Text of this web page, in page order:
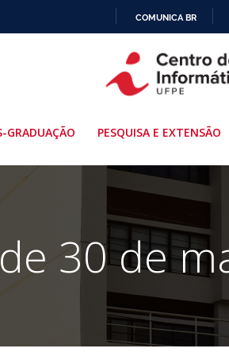
PARA
O
COMUNICA BR
GRADUAÇÃO PESQUISA E EXTENSÃO
30 de